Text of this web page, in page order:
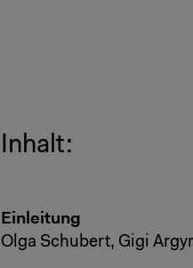
Inhalt:
Einleitung
Olga Schubert, Gigi